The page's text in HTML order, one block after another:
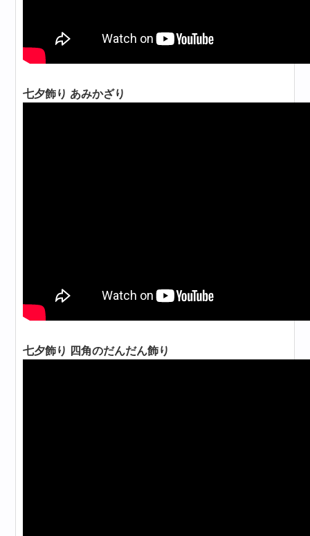
七夕飾り あみかざり
七夕飾り 四角のだんだん飾り